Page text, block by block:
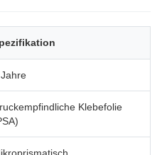
Klebefolie